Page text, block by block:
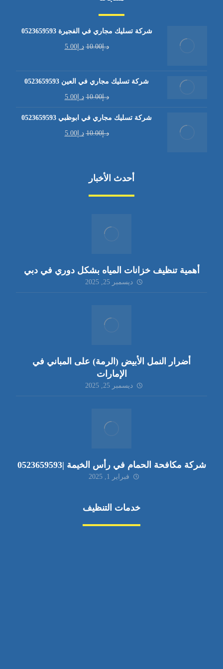
شركة تسليك مجاري في الفجيرة 0523659593
د.إ10.00 د.إ5.00
شركة تسليك مجاري في العين 0523659593
د.إ10.00 د.إ5.00
شركة تسليك مجاري في ابوظبي 0523659593
د.إ10.00 د.إ5.00
أحدث الأخبار
أهمية تنظيف خزانات المياه بشكل دوري في دبي
ديسمبر 25, 2025
أضرار النمل الأبيض (الرمة) على المباني في
الإمارات
ديسمبر 25, 2025
شركة مكافحة الحمام في رأس الخيمة |0523659593
فبراير 1, 2025
خدمات التنظيف